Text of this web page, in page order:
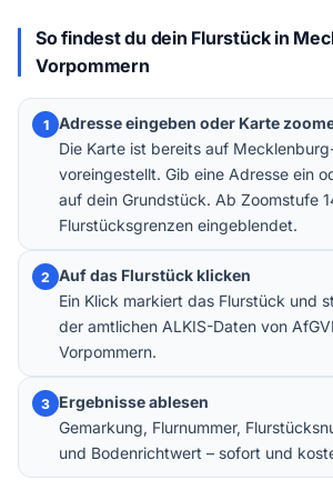
So findest du dein Flurstück in
Vorpommern
1
Adresse eingeben oder Karte
Die Karte ist bereits auf
voreingestellt. Gib eine Adresse ein
auf dein Grundstück. Ab Zoomstufe
Flurstücksgrenzen eingeblendet.
2 Auf das Flurstück klicken
Ein Klick markiert das Flurstück und
der amtlichen ALKIS-Daten von
Vorpommern.
3 Ergebnisse ablesen
Gemarkung, Flurnummer,
und Bodenrichtwert – sofort und